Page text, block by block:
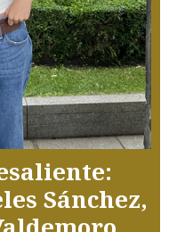
Sánchez,